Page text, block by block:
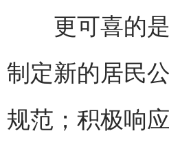
更可喜的是
制定新的居民
规范；积极响